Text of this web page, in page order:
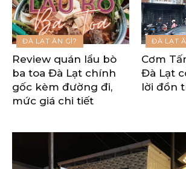
ĐÀ LẠT ĂN GÌ?
Review quán lẩu bò
ba toa Đà Lạt chính
gốc kèm đường đi,
mức giá chi tiết
ĐÀ LẠT
Cơm
Đà Lạt
lời đồn